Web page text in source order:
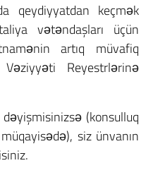
qeydiyyatdan keçmək
vətəndaşları üçün
artıq müvafiq
Reyestrlərinə
dəyişmisinizsə (konsulluq
siz ünvanın